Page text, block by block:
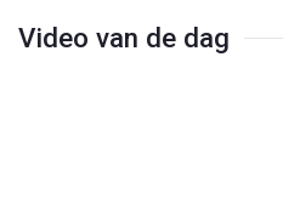
Video van de dag